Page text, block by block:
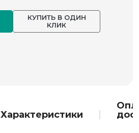
КУПИТЬ В ОДИН
КЛИК
Характеристики